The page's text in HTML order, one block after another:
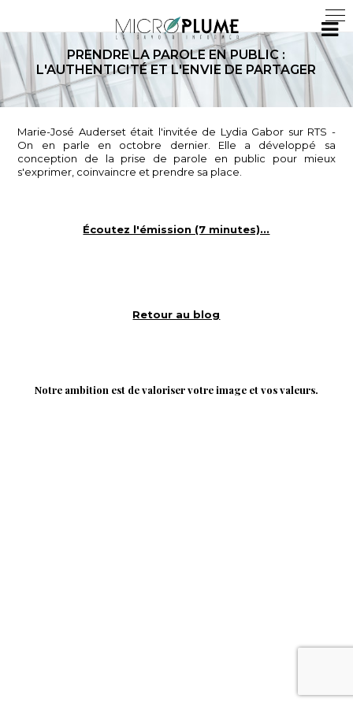
PRENDRE LA PAROLE EN PUBLIC :
L'AUTHENTICITÉ ET L'ENVIE DE PARTAGER
Marie-José Auderset était l'invitée de Lydia Gabor sur RTS -
On en parle en octobre dernier. Elle a développé sa
conception de la prise de parole en public pour mieux
s'exprimer, coinvaincre et prendre sa place.
Écoutez l'émission (7 minutes)...
Retour au blog
Notre ambition est de valoriser votre image et vos valeurs.